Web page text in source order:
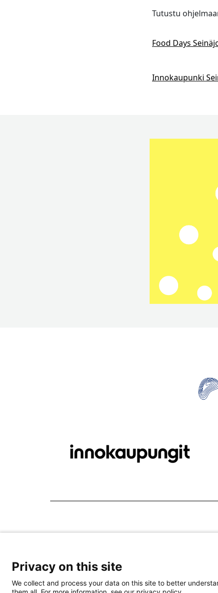
Tutustu
Food Days
Innokaupunki
Privacy on this site
We collect and process your data on this site to better